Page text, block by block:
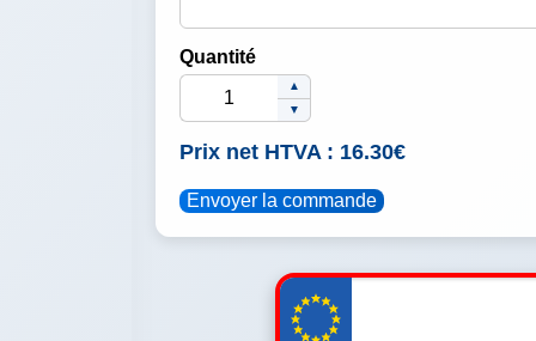
Quantité
▲
▼
Prix net HTVA : 16.30€
Envoyer la commande